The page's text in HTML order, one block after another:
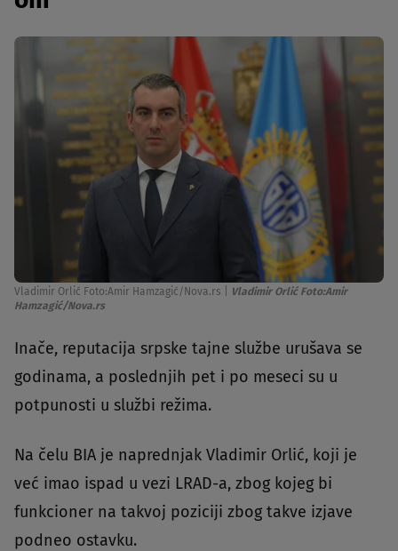
Vladimir Orlić Foto:Amir Hamzagić/Nova.rs
Vladimir Orlić Foto:Amir
Hamzagić/Nova.rs
Inače, reputacija srpske tajne službe urušava se
godinama, a poslednjih pet i po meseci su u
potpunosti u službi režima.
Na čelu BIA je naprednjak Vladimir Orlić, koji je
već imao ispad u vezi LRAD-a, zbog kojeg bi
funkcioner na takvoj poziciji zbog takve izjave
podneo ostavku.